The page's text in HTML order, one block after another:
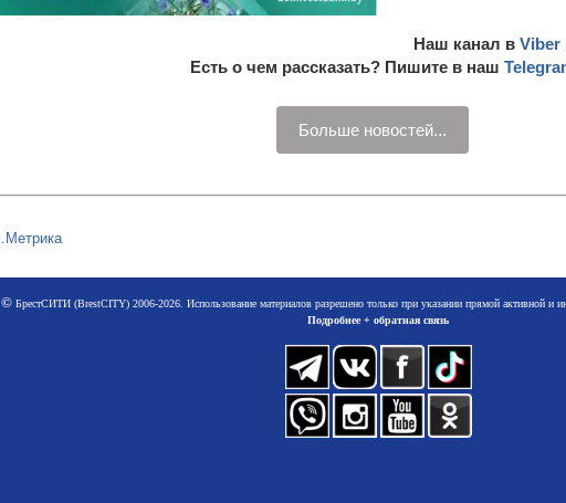
Наш канал в Viber
Есть о чем рассказать? Пишите в наш
Больше новостей...
©БрестСИТИ (BrestCITY) 2006-2026. Использование материалов разрешено только при указании прямой активной и
Подробнее + обратная связь